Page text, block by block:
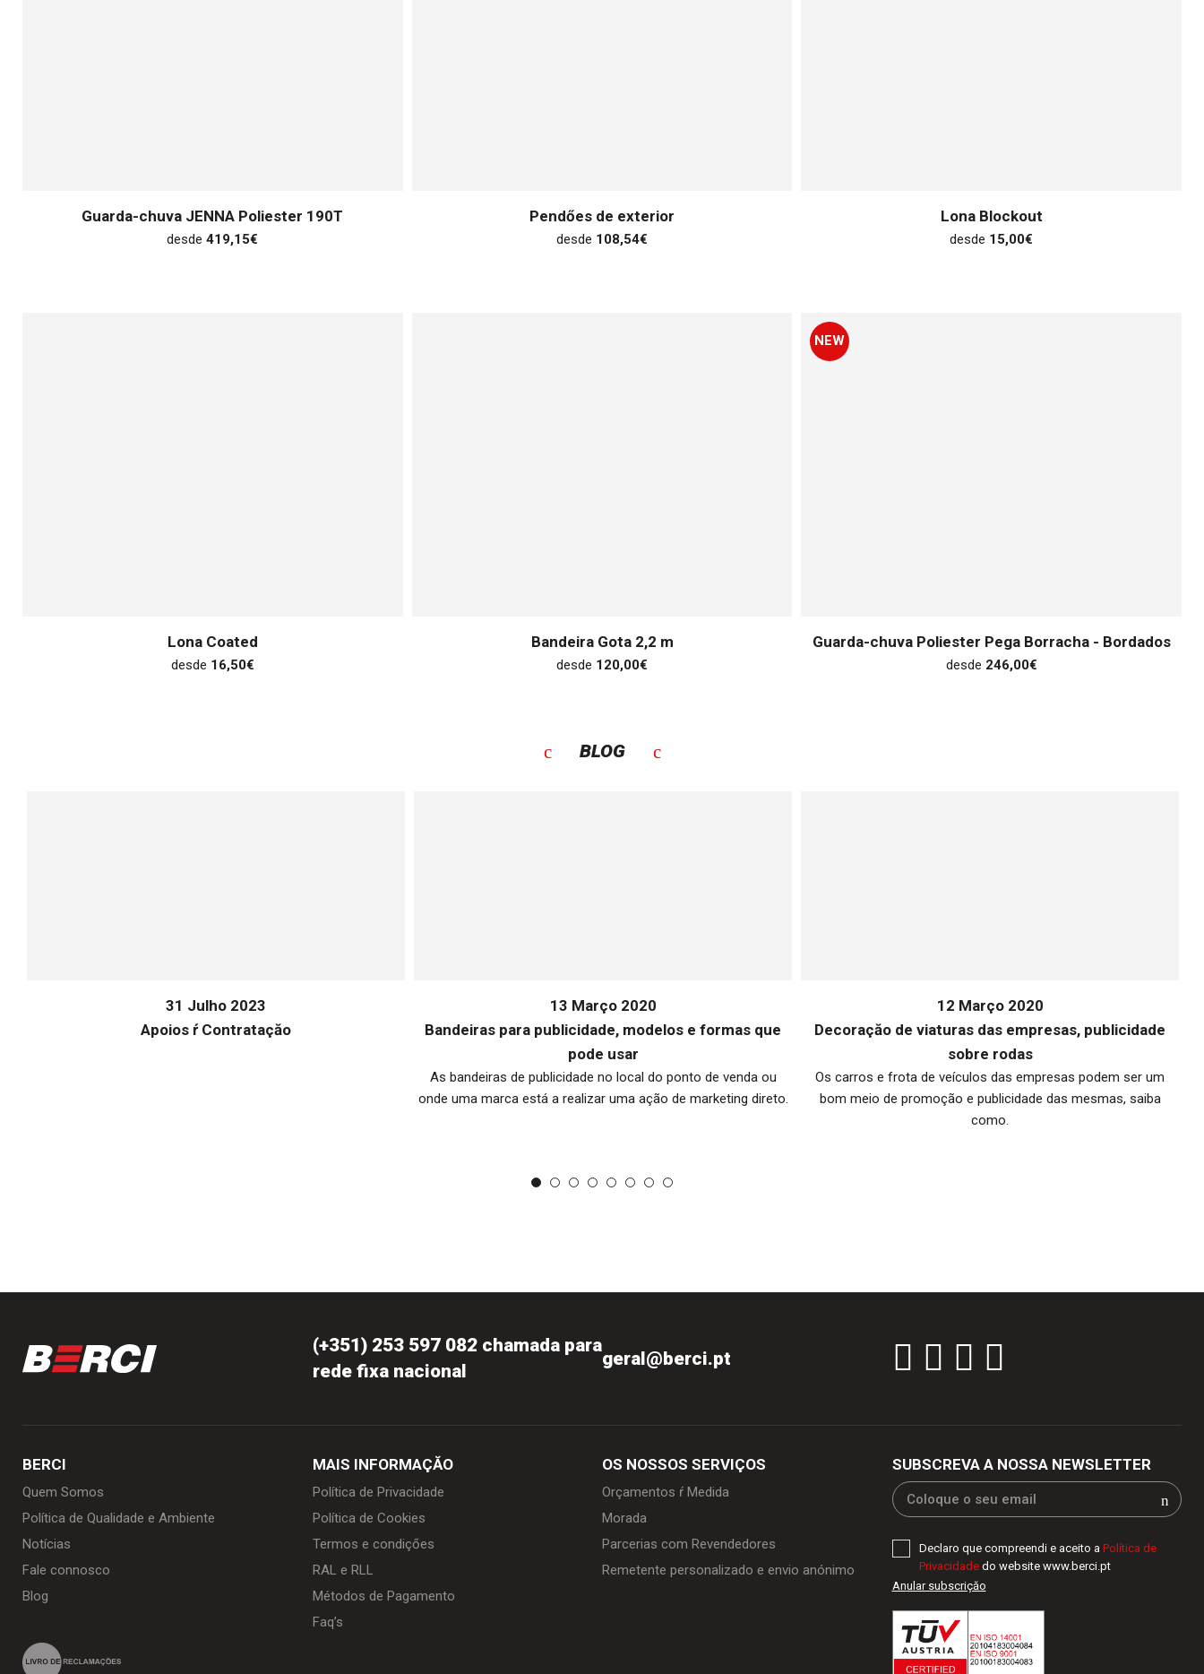
Guarda-chuva JENNA Poliester 190T
desde419,15€
Pendőes de exterior
desde 108,54€
Lona Blockout
desde 15,00€
Lona Coated
desde 16,50€
Bandeira Gota 2,2 m
desde 120,00€
NEW
Guarda-chuva Poliester Pega Borracha - Bordados
desde 246,00€
BLOG
31 Julho 2023
Apoios ŕ Contrataçăo
13 Março 2020
Bandeiras para publicidade, modelos e formas que
pode usar
As bandeiras de publicidade no local do ponto de venda ou
onde uma marca está a realizar uma ação de marketing direto.
12 Março 2020
Decoraçăo de viaturas das empresas, publicidade
sobre rodas
Os carros e frota de veículos das empresas podem ser um
bom meio de promoção e publicidade das mesmas, saiba
como.
(+351) 253 597 082 chamada para
rede fixa nacional
geral@berci.pt
BERCI
Quem Somos
Política de Qualidade e Ambiente
Notícias
Fale connosco
Blog
MAIS INFORMAÇĂO
Política de Privacidade
Política de Cookies
Termos e condiçőes
RAL e RLL
Métodos de Pagamento
Faq’s
OS NOSSOS SERVIÇOS
Orçamentos ŕ Medida
Morada
Parcerias com Revendedores
Remetente personalizado e envio anónimo
SUBSCREVA A NOSSA NEWSLETTER
Declaro que compreendi e aceito a Política de
Privacidadedo website www.berci.pt
Anular subscriçăo